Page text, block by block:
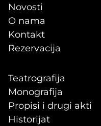
Novosti
O nama
Kontakt
Rezervacija
Teatrografija
Monografija
Propisi i drugi akti
Historijat